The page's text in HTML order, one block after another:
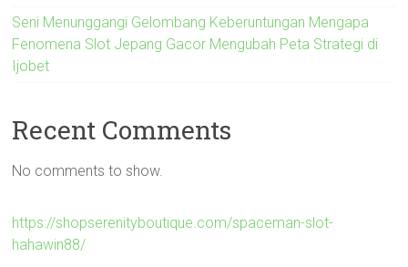
Seni Menunggangi Gelombang Keberuntungan Mengapa
Fenomena Slot Jepang Gacor Mengubah Peta Strategi di
Ijobet
Recent Comments
No comments to show.
https://shopserenityboutique.com/spaceman-slot-
hahawin88/